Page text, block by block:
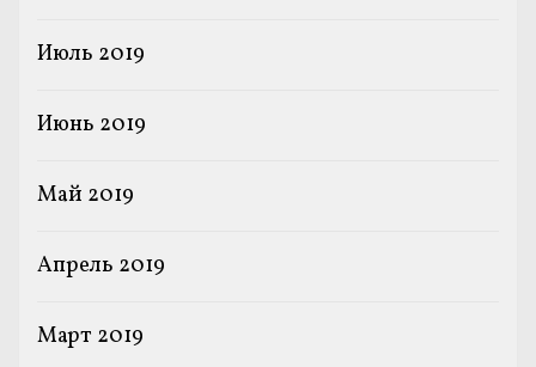
Июль 2019
Июнь 2019
Май 2019
Апрель 2019
Март 2019